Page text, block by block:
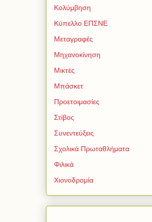
Κολύμβηση
Κύπελλο ΕΠΣΝΕ
Μεταγραφές
Μηχανοκίνηση
Μικτές
Μπάσκετ
Προετοιμασίες
Στίβος
Συνεντεύξεις
Σχολικά Πρωταθλήματα
Φιλικά
Χιονοδρομία